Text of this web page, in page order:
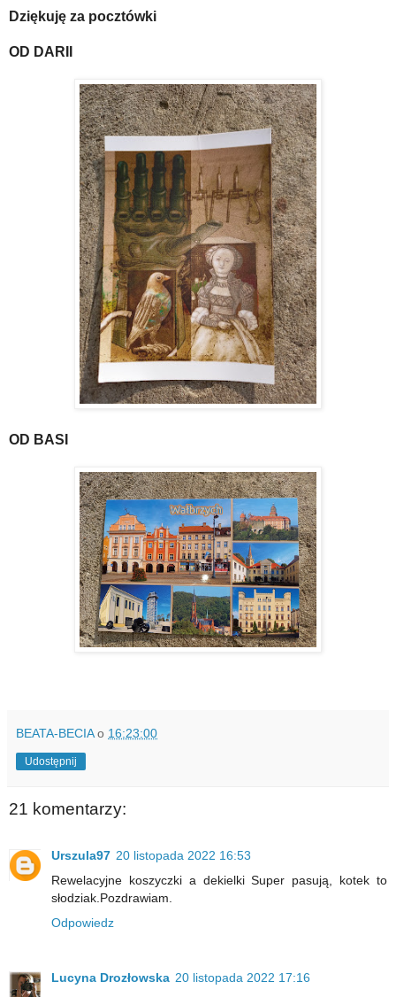
Dziękuję za pocztówki
OD DARII
OD BASI
BEATA-BECIA o 16:23:00
Udostępnij
21 komentarzy:
Urszula97 20 listopada 2022 16:53
Rewelacyjne koszyczki a dekielki Super pasują, kotek to
słodziak.Pozdrawiam.
Odpowiedz
Lucyna Drozłowska 20 listopada 2022 17:16